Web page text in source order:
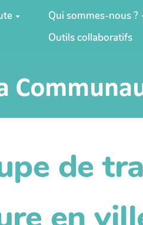
Qui sommes-nous ?
Outils collaboratifs
de